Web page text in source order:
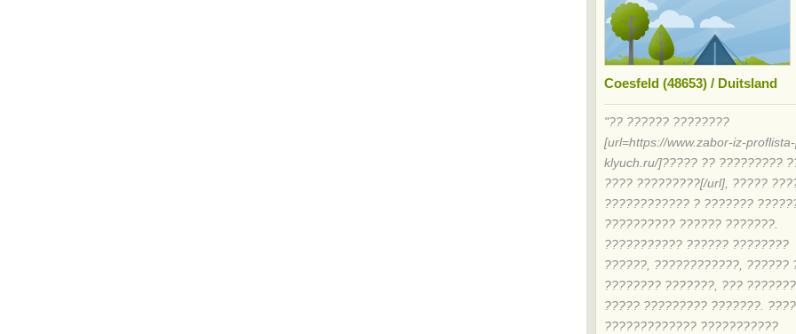
Coesfeld (48653) / Duitsland
"?? ?????? ????????
[url=https://www.zabor-iz-
klyuch.ru/]????? ?? ?????????
???? ?????????[/url], ?????
???????????? ? ???????
?????????? ?????? ???????.
??????????? ?????? ????????
??????, ????????????, ??????
???????? ???????, ???
????? ????????? ???????.
????????????? ???????????